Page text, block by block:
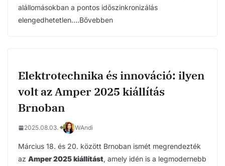
alállomásokban a pontos időszinkronizálás
elengedhetetlen….Bővebben
Elektrotechnika és innováció: ilyen
volt az Amper 2025 kiállítás
Brnoban
2025.08.03. WAndi
Március 18. és 20. között Brnoban ismét megrendezték
az Amper 2025 kiállítást, amely idén is a legmodernebb